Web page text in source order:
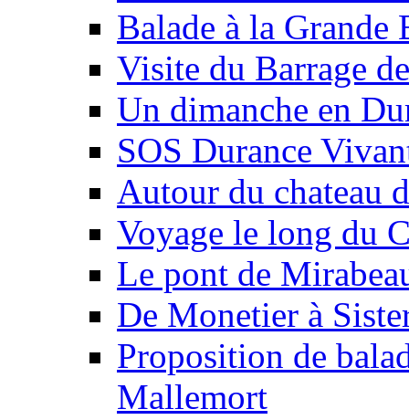
Balade à la Grande
Visite du Barrage
Un dimanche en
SOS Durance
Autour du chateau
Voyage le long du
Le pont de
De Monetier à
Proposition de
Mallemort